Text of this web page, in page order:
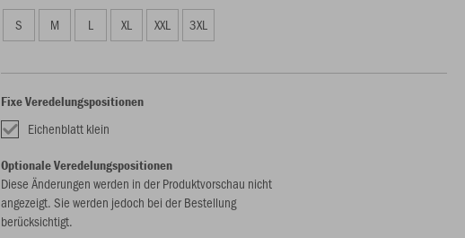
S M L XL XXL 3XL
Fixe Veredelungspositionen
Eichenblatt klein
Optionale Veredelungspositionen
Diese Änderungen werden in der Produktvorschau nicht
angezeigt. Sie werden jedoch bei der Bestellung
berücksichtigt.